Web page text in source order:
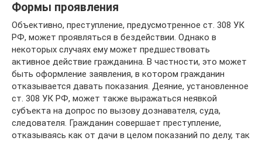
Формы проявления
Объективно, преступление, предусмотренное ст. 308 УК
РФ, может проявляться в бездействии. Однако в
некоторых случаях ему может предшествовать
активное действие гражданина. В частности, это может
быть оформление заявления, в котором гражданин
отказывается давать показания. Деяние, установленное
ст. 308 УК РФ, может также выражаться неявкой
субъекта на допрос по вызову дознавателя, суда,
следователя. Гражданин совершает преступление,
отказываясь как от дачи в целом показаний по делу, так